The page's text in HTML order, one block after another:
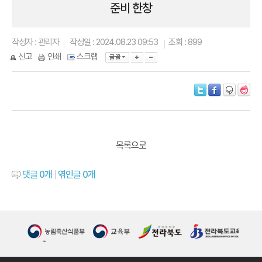
준비 한창
작성자 : 관리자 작성일 : 2024.08.23 09:53
조회 : 899
신고
인쇄 스크랩
목록으로
댓글 0개 엮인글 0개